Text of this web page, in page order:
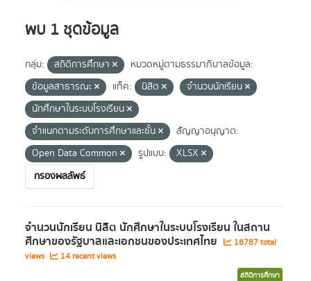
พบ 1 ชุดข้อมูล
กลุ่ม: สถิติการศึกษา
หมวดหมู่ตามธรรมาภิบาลข้อมูล:
ข้อมูลสาธารณะ
แท็ค: นิสิต
จำนวนนักเรียน
นักศึกษาในระบบโรงเรียน
จำแนกตามระดับการศึกษาและชั้น
สัญญาอนุญาต:
Open Data Common
รูปแบบ:
XLSX
กรองผลลัพธ์
จำนวนนักเรียน นิสิต นักศึกษาในระบบโรงเรียน ในสถาน
ศึกษาของรัฐบาลและเอกชนของประเทศไทย
18787 total
views
14 recent views
สถิติการศึกษา